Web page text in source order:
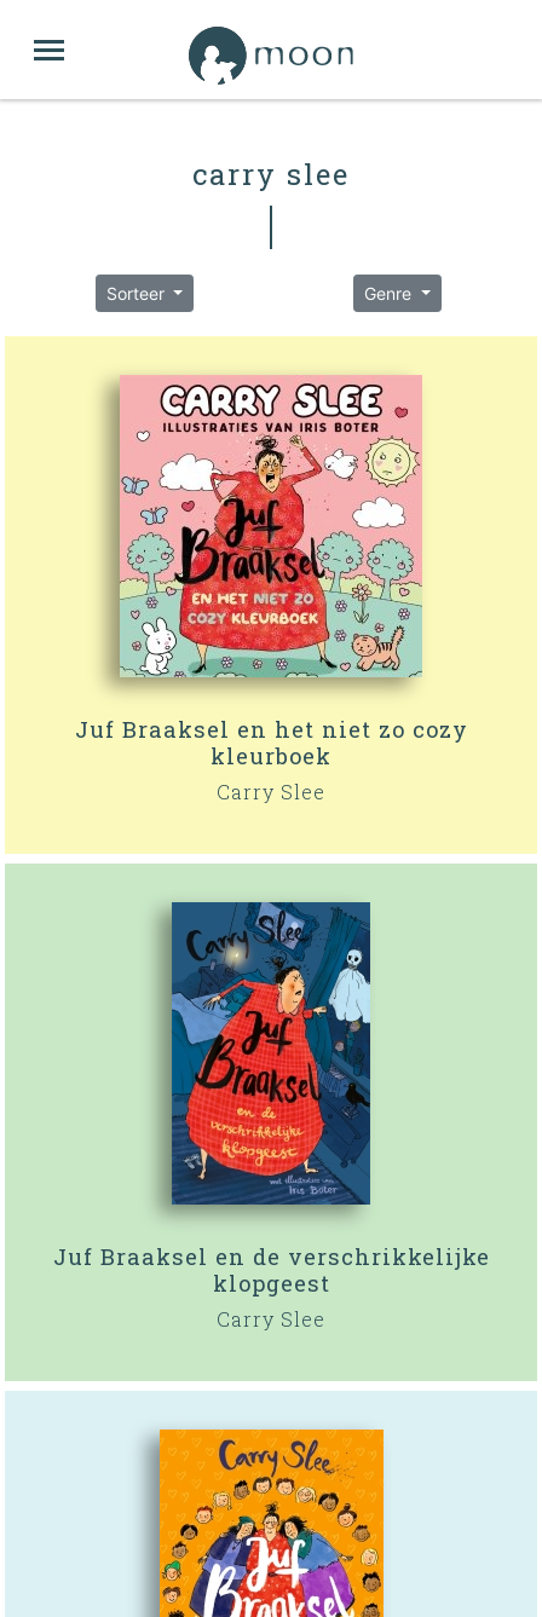
carry slee
Sorteer Genre
Juf Braaksel en het niet zo cozy
kleurboek
Carry Slee
Juf Braaksel en de verschrikkelijke
klopgeest
Carry Slee